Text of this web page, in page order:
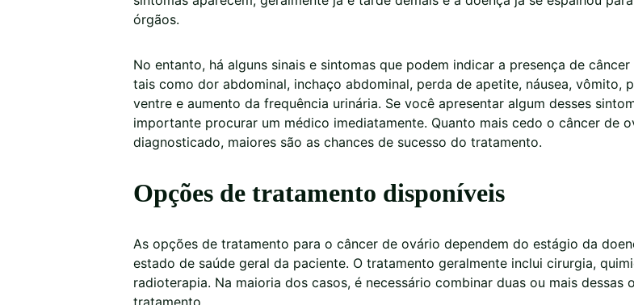
órgãos.
No entanto, há alguns sinais e sintomas que podem indicar a presença de
tais como dor abdominal, inchaço abdominal, perda de apetite, náusea, vômito,
ventre e aumento da frequência urinária. Se você apresentar algum desses
importante procurar um médico imediatamente. Quanto mais cedo o câncer de
diagnosticado, maiores são as chances de sucesso do tratamento.
Opções de tratamento disponíveis
As opções de tratamento para o câncer de ovário dependem do estágio da
estado de saúde geral da paciente. O tratamento geralmente inclui cirurgia,
radioterapia. Na maioria dos casos, é necessário combinar duas ou mais dessas